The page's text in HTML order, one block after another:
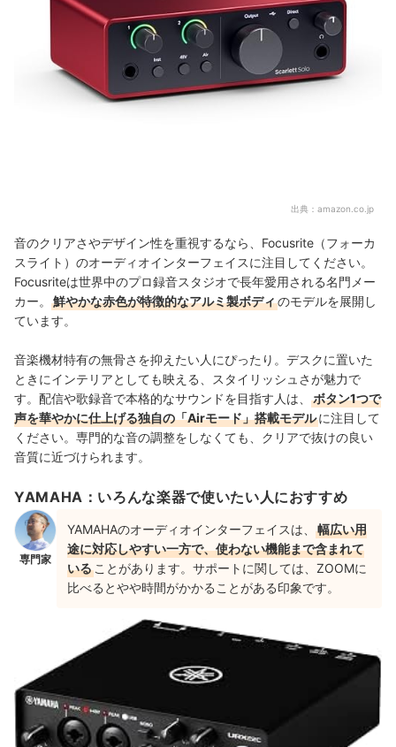
出典： amazon.co.jp
音のクリアさやデザイン性を重視するなら、Focusrite（フォーカ
スライト）のオーディオインターフェイスに注目してください。
Focusriteは世界中のプロ録音スタジオで長年愛用される名門メー
カー。
鮮やかな赤色が特徴的なアルミ製ボディのモデルを展開し
ています。
音楽機材特有の無骨さを抑えたい人にぴったり。デスクに置いた
ときにインテリアとしても映える、スタイリッシュさが魅力で
す。配信や歌録音で本格的なサウンドを目指す人は、
ボタン1つで
声を華やかに仕上げる独自の「Airモード」搭載モデルに注目して
ください。専門的な音の調整をしなくても、クリアで抜けの良い
音質に近づけられます。
YAMAHA：いろんな楽器で使いたい人におすすめ
専門家
YAMAHAのオーディオインターフェイスは、
幅広い用
途に対応しやすい一方で、使わない機能まで含まれて
いる ことがあります。サポートに関しては、ZOOMに
比べるとやや時間がかかることがある印象です。